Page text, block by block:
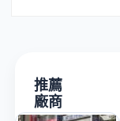
推薦
廠商